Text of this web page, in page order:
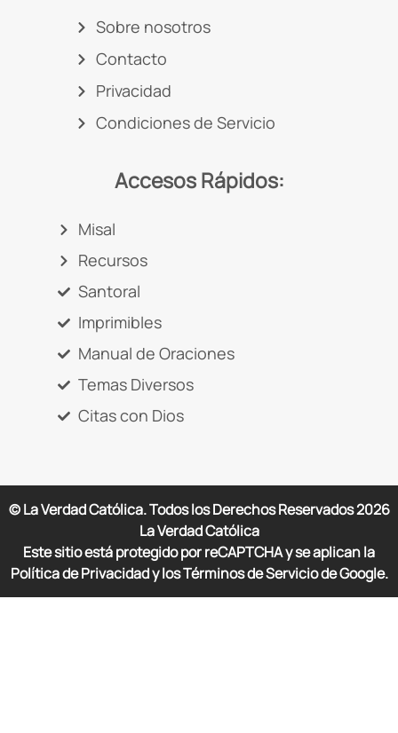
Sobre nosotros
Contacto
Privacidad
Condiciones de Servicio
Accesos Rápidos:
Misal
Recursos
Santoral
Imprimibles
Manual de Oraciones
Temas Diversos
Citas con Dios
© La Verdad Católica. Todos los Derechos Reservados2026
La Verdad Católica
Este sitio está protegido por reCAPTCHA y se aplican la
Política de Privacidad y los Términos de Servicio de Google.